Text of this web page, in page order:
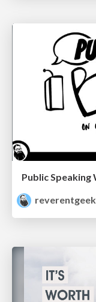
reverentgeek